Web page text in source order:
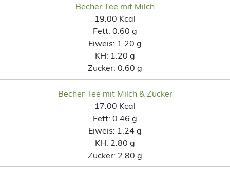
Becher Tee mit Milch
19.00 Kcal
Fett: 0.60 g
Eiweis: 1.20 g
KH: 1.20 g
Zucker: 0.60 g
Becher Tee mit Milch & Zucker
17.00 Kcal
Fett: 0.46 g
Eiweis: 1.24 g
KH: 2.80 g
Zucker: 2.80 g